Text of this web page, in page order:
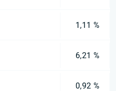
1,11 %
6,21 %
0,92 %